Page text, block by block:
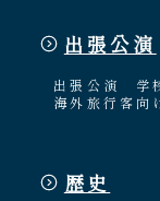
出張公演
出張公演
学
海外旅行客向
歴史